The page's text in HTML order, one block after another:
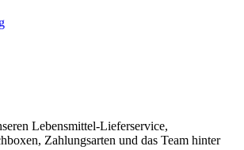
Lebensmittel-Lieferservice,
Zahlungsarten und das Team hinter